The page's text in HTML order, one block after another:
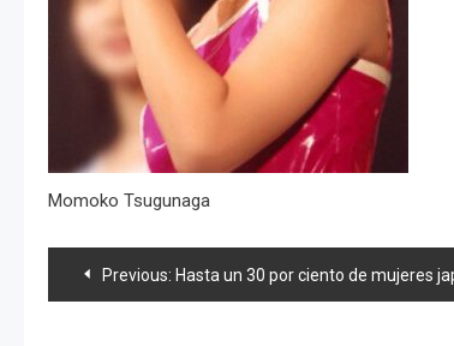
Momoko Tsugunaga
Navegación
Previous: Hasta un 30 por ciento de mujeres japonesas les desagrada que otras mujeres «hagan